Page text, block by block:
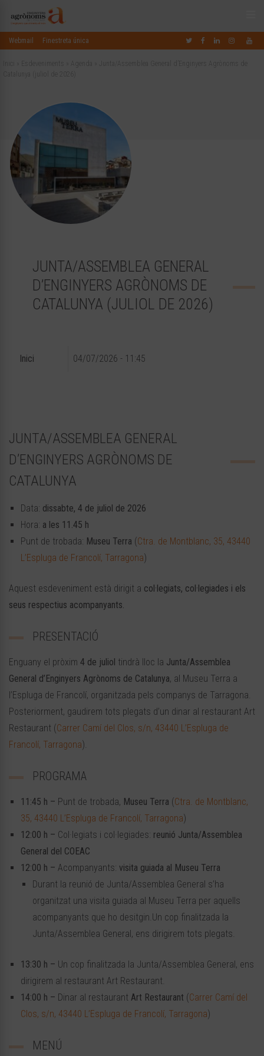
Webmail Finestreta única
JUNTA/ASSEMBLEA GENERAL
D’ENGINYERS AGRÒNOMS DE
CATALUNYA (JULIOL DE 2026)
Inici 04/07/2026 - 11:45
JUNTA/ASSEMBLEA GENERAL
D’ENGINYERS AGRÒNOMS DE
CATALUNYA
Data: dissabte, 4 de juliol de 2026
Hora: a les 11.45 h
Punt de trobada: Museu Terra (Ctra. de Montblanc, 35, 43440
L’Espluga de Francolí, Tarragona)
Aquest esdeveniment està dirigit a col·legiats, col·legiades i els
seus respectius acompanyants.
PRESENTACIÓ
Enguany el pròxim 4 de juliol tindrà lloc la Junta/Assemblea
General d’Enginyers Agrònoms de Catalunya, al Museu Terra a
l’Espluga de Francolí, organitzada pels companys de Tarragona.
Posteriorment, gaudirem tots plegats d’un dinar al restaurant Art
Restaurant (Carrer Camí del Clos, s/n, 43440 L’Espluga de
Francolí, Tarragona).
PROGRAMA
11:45 h – Punt de trobada, Museu Terra (Ctra. de Montblanc,
35, 43440 L’Espluga de Francolí, Tarragona)
12:00 h – Col·legiats i col·legiades: reunió Junta/Assemblea
General del COEAC
12:00 h – Acompanyants: visita guiada al Museu Terra
Durant la reunió de Junta/Assemblea General s’ha
organitzat una visita guiada al Museu Terra per aquells
acompanyants que ho desitgin.Un cop finalitzada la
Junta/Assemblea General, ens dirigirem tots plegats.
13:30 h – Un cop finalitzada la Junta/Assemblea General, ens
dirigirem al restaurant Art Restaurant.
14:00 h – Dinar al restaurant Art Restaurant (Carrer Camí del
Clos, s/n, 43440 L’Espluga de Francolí, Tarragona)
MENÚ